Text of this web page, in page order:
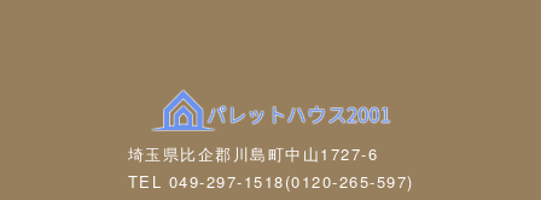
埼玉県比企郡川島町中山1727-6
TEL 049-297-1518(0120-265-597)